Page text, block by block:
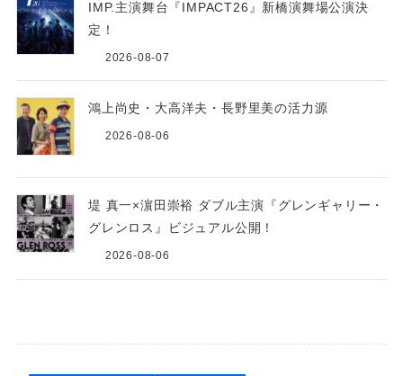
IMP.主演舞台『IMPACT26』新橋演舞場公演決
定！
2026-08-07
鴻上尚史・大高洋夫・長野里美の活力源
2026-08-06
堤 真一×濵田崇裕 ダブル主演『グレンギャリー・
グレンロス』ビジュアル公開！
2026-08-06